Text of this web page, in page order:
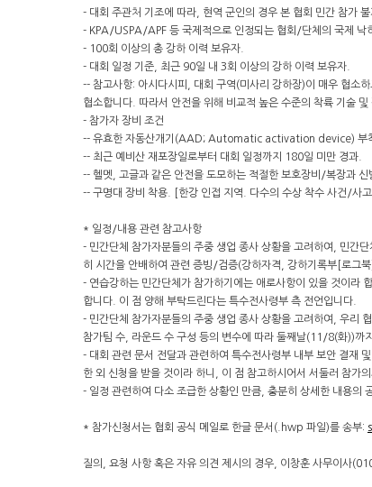
- 대회 주관처 기조에 따라, 현역 군인의 경우 본 협회 민간 참가
- KPA/USPA/APF 등 국제적으로 인정되는 협회/단체의 국제 낙
- 100회 이상의 총 강하 이력 보유자.
- 대회 일정 기준, 최근 90일 내 3회 이상의 강하 이력 보유자.
-- 참고사항: 아시다시피, 대회 구역(미사리 강하장)이 매우 협소
협소합니다. 따라서 안전을 위해 비교적 높은 수준의 착륙 기술
- 참가자 장비 조건
-- 유효한 자동산개기(AAD; Automatic activation device) 부
-- 최근 예비산 재포장일로부터 대회 일정까지 180일 미만 경과.
-- 헬멧, 고글과 같은 안전을 도모하는 적절한 보호장비/복장과 신
-- 구명대 장비 착용. [한강 인접 지역. 다수의 수상 착수 사건/사고
* 일정/내용 관련 참고사항
- 민간단체 참가자분들의 주중 생업 종사 상황을 고려하여, 민간
히 시간을 안배하여 관련 증빙/검증(강하자격, 강하기록부[로그
- 연습강하는 민간단체가 참가하기에는 애로사항이 있을 것이라
합니다. 이 점 양해 부탁드린다는 특수전사령부 측 전언입니다.
- 민간단체 참가자분들의 주중 생업 종사 상황을 고려하여, 우
참가팀 수, 라운드 수 구성 등의 변수에 따라 둘째날(11/8(화))까
- 대회 관련 문서 전달과 관련하여 특수전사령부 내부 보안 결재
한 외 신청을 받을 것이라 하니, 이 점 참고하시어서 서둘러 참가
- 일정 관련하여 다소 조급한 상황인 만큼, 충분히 상세한 내용의
* 참가신청서는 협회 공식 메일로 한글 문서(.hwp 파일)를 송부:
질의, 요청 사항 혹은 자유 의견 제시의 경우, 이창훈 사무이사